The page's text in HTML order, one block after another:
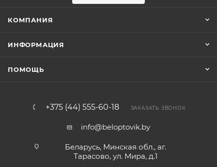
КОМПАНИЯ
ИНФОРМАЦИЯ
ПОМОЩЬ
+375 (44) 555-60-18 ЗАКАЗАТЬ ЗВОНОК
info@beloptovik.by
Беларусь, Минская обл., аг.
Тарасово, ул. Мира, д.1